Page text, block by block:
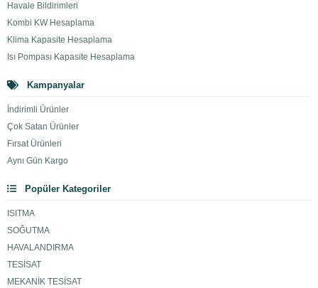
Havale Bildirimleri
Kombi KW Hesaplama
Klima Kapasite Hesaplama
Isı Pompası Kapasite Hesaplama
Kampanyalar
İndirimli Ürünler
Çok Satan Ürünler
Fırsat Ürünleri
Aynı Gün Kargo
Popüler Kategoriler
ISITMA
SOĞUTMA
HAVALANDIRMA
TESİSAT
MEKANİK TESİSAT